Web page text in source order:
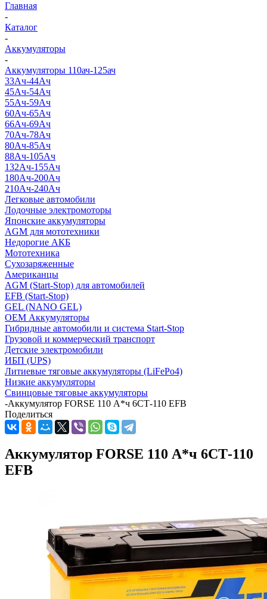
Главная
-
Каталог
-
Аккумуляторы
-
Аккумуляторы 110ач-125ач
33Ач-44Ач
45Ач-54Ач
55Ач-59Ач
60Ач-65Ач
66Ач-69Ач
70Ач-78Ач
80Ач-85Ач
88Ач-105Ач
132Ач-155Ач
180Ач-200Ач
210Ач-240Ач
Легковые автомобили
Лодочные электромоторы
Японские аккумуляторы
AGM для мототехники
Недорогие АКБ
Мототехника
Сухозаряженные
Американцы
AGM (Start-Stop) для автомобилей
EFB (Start-Stop)
GEL (NANO GEL)
OEM Аккумуляторы
Гибридные автомобили и система Start-Stop
Грузовой и коммерческий транспорт
Детские электромобили
ИБП (UPS)
Литиевые тяговые аккумуляторы (LiFePo4)
Низкие аккумуляторы
Свинцовые тяговые аккумуляторы
-Аккумулятор FORSE 110 А*ч 6СТ-110 EFB
Поделиться
Аккумулятор FORSE 110 А*ч 6СТ-110
EFB